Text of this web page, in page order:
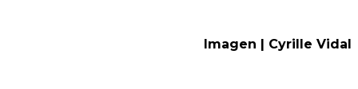
Imagen | Cyrille Vidal